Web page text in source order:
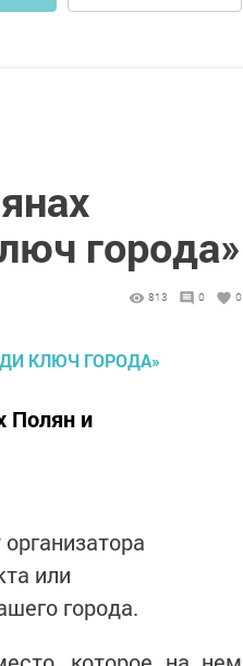
города»
813 0 0
Полян и
или
города.